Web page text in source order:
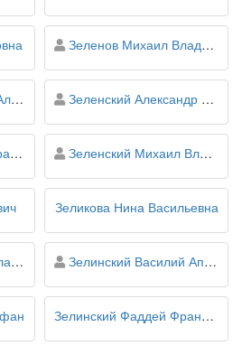
персона
Зеленов Михаил Владимирович
Зеленогорский Фёдор Александрович персона
Зеленский Александр Григорьевич
персона
Зеленский Михаил Владимирович
Зеликова Нина Васильевна
Зелин Александр Николаевич персона
Зелинский Василий Апполонович
Зелинский Фаддей Францевич